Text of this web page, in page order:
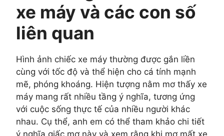
xe máy và các con số
liên quan
Hình ảnh chiếc xe máy thường được gắn liền
cùng với tốc độ và thể hiện cho cá tính mạnh
mẽ, phóng khoáng. Hiện tượng nằm mơ thấy xe
máy mang rất nhiều tầng ý nghĩa, tương ứng
với cuộc sống thực tế của nhiều người khác
nhau. Cụ thể, anh em có thể tham khảo chi tiết